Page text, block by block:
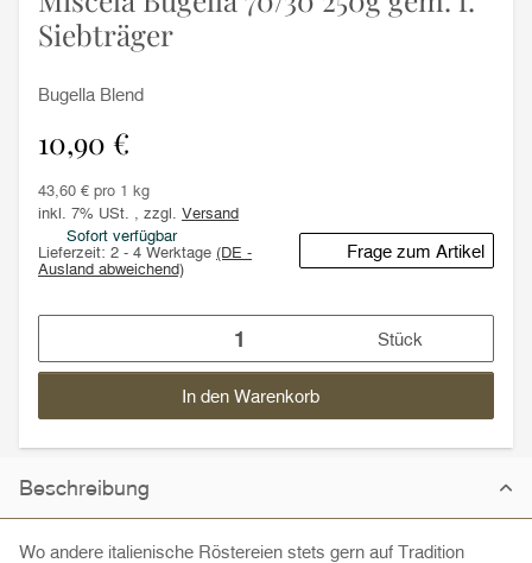
Siebträger
Bugella Blend
10,90 €
43,60 € pro 1 kg
inkl. 7% USt. , zzgl. Versand
Sofort verfügbar
Lieferzeit: 2 - 4 Werktage (DE -
Ausland abweichend)
Frage zum Artikel
Stück
In den Warenkorb
Beschreibung
Wo andere italienische Röstereien stets gern auf Tradition